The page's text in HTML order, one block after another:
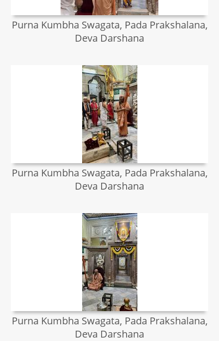
Purna Kumbha Swagata, Pada Prakshalana,
Deva Darshana
Purna Kumbha Swagata, Pada Prakshalana,
Deva Darshana
Purna Kumbha Swagata, Pada Prakshalana,
Deva Darshana